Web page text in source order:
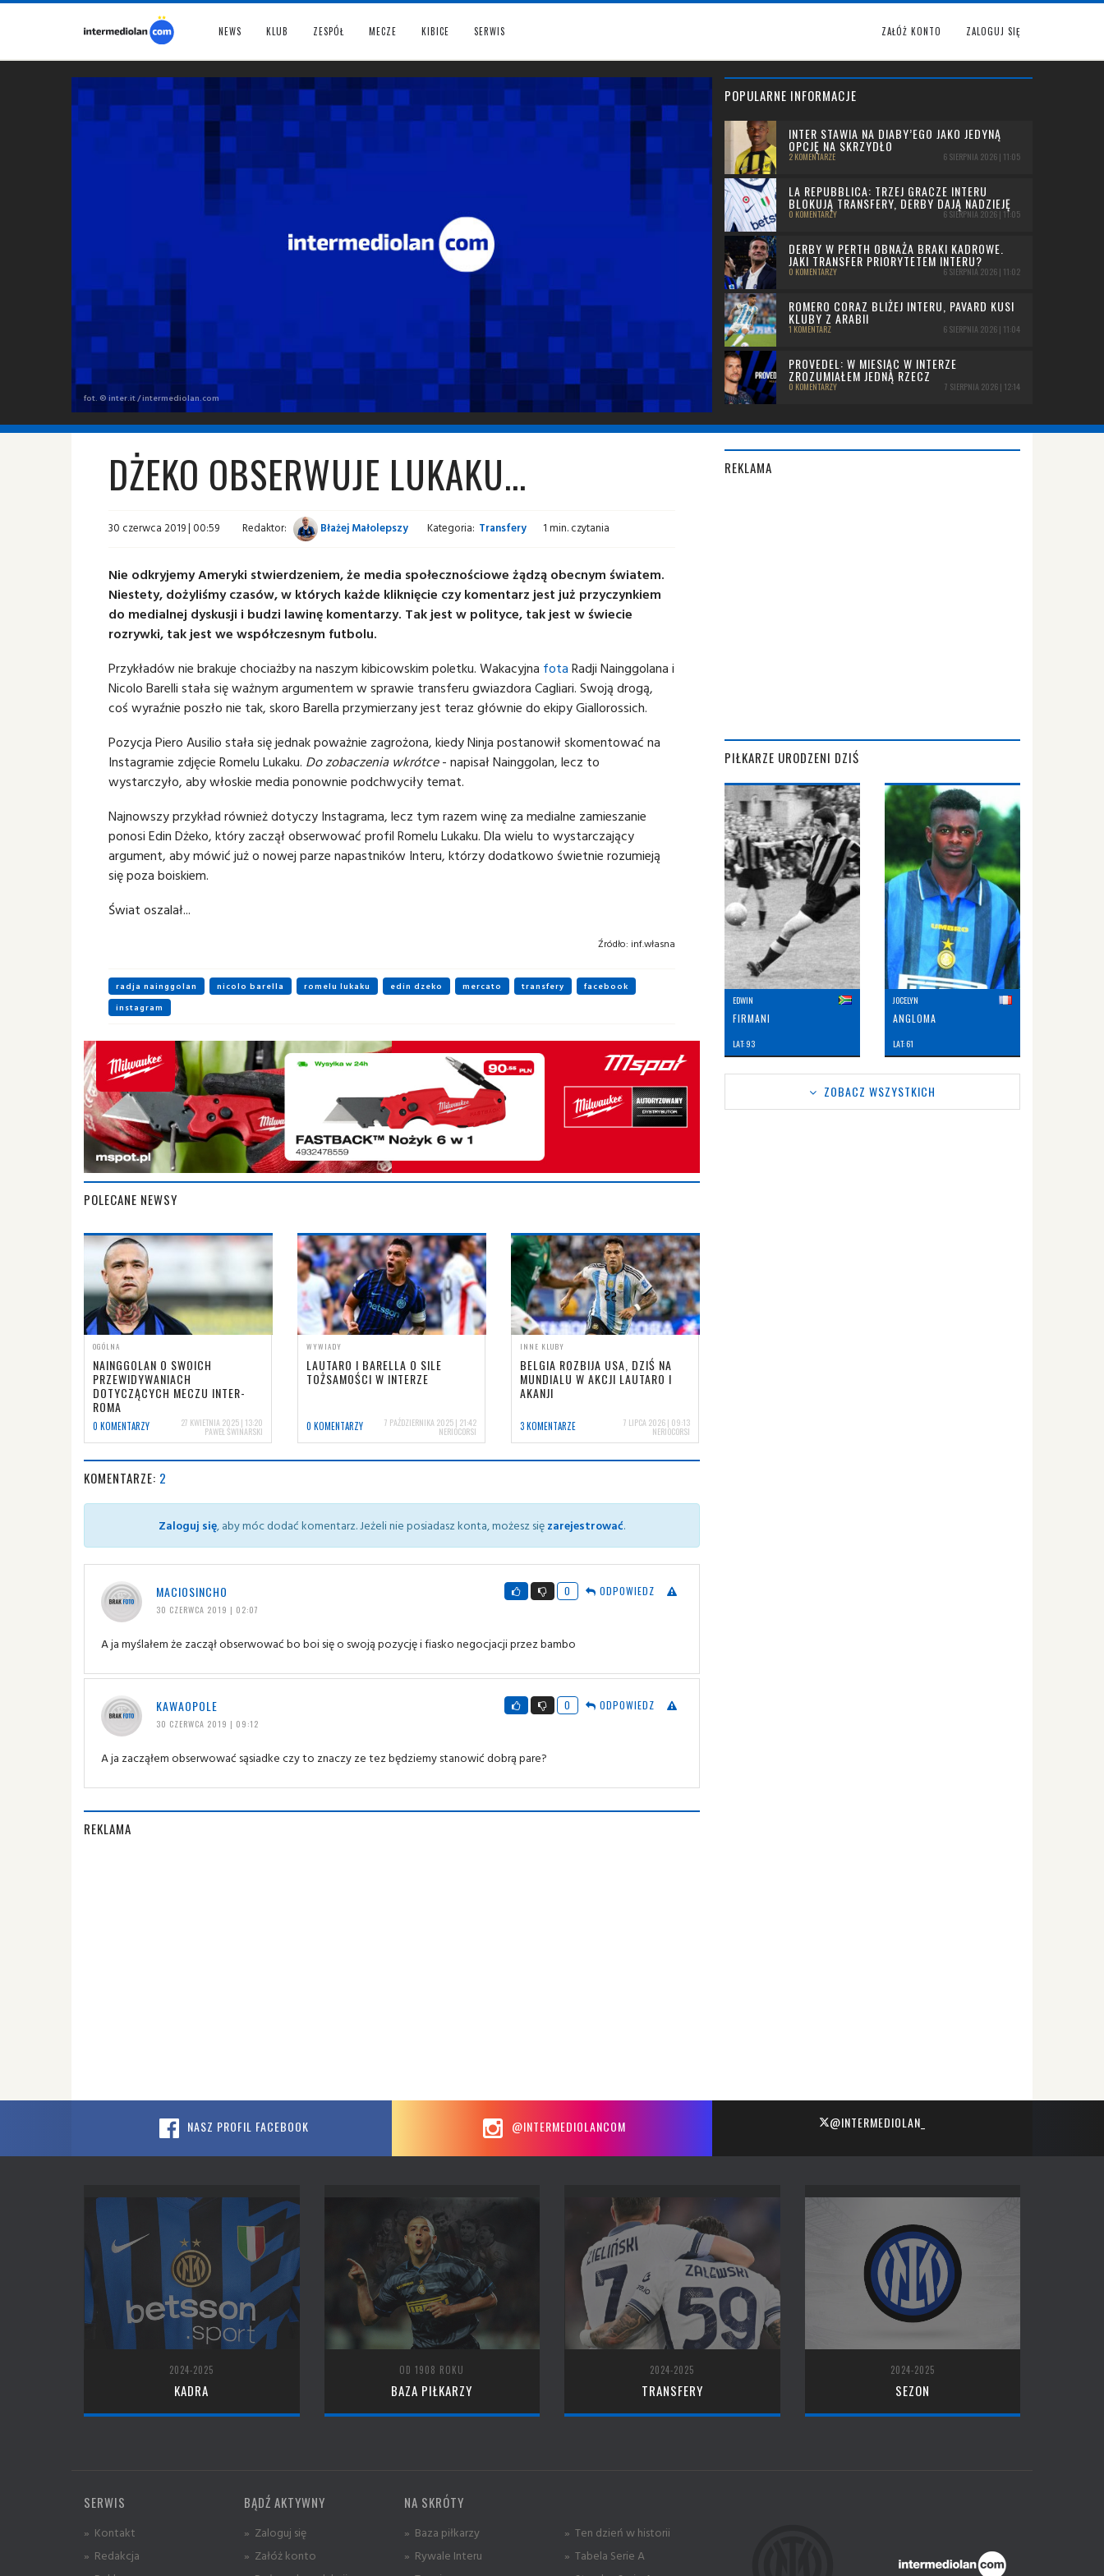
NEWS KLUB ZESPÓŁ MECZE KIBICE SERWIS ZAŁÓŻ KONTO ZALOGUJ SIĘ
fot. © inter.it / intermediolan.com
POPULARNE INFORMACJE
INTER STAWIA NA DIABY’EGO JAKO JEDYNĄ
OPCJĘ NA SKRZYDŁO
2 KOMENTARZE 6 SIERPNIA 2026 | 11:05
LA REPUBBLICA: TRZEJ GRACZE INTERU
BLOKUJĄ TRANSFERY, DERBY DAJĄ NADZIEJĘ
0 KOMENTARZY 6 SIERPNIA 2026 | 11:05
DERBY W PERTH OBNAŻA BRAKI KADROWE.
JAKI TRANSFER PRIORYTETEM INTERU?
0 KOMENTARZY 6 SIERPNIA 2026 | 11:02
ROMERO CORAZ BLIŻEJ INTERU, PAVARD KUSI
KLUBY Z ARABII
1 KOMENTARZ 6 SIERPNIA 2026 | 11:04
PROVEDEL: W MIESIĄC W INTERZE
ZROZUMIAŁEM JEDNĄ RZECZ
0 KOMENTARZY 7 SIERPNIA 2026 | 12:14
DŻEKO OBSERWUJE LUKAKU...
30 czerwca 2019 | 00:59 Redaktor: Błażej Małolepszy Kategoria: Transfery 1 min. czytania
Nie odkryjemy Ameryki stwierdzeniem, że media społecznościowe żądzą obecnym światem.
Niestety, dożyliśmy czasów, w których każde kliknięcie czy komentarz jest już przyczynkiem
do medialnej dyskusji i budzi lawinę komentarzy. Tak jest w polityce, tak jest w świecie
rozrywki, tak jest we współczesnym futbolu.
Przykładów nie brakuje chociażby na naszym kibicowskim poletku. Wakacyjna fota Radji Nainggolana i
Nicolo Barelli stała się ważnym argumentem w sprawie transferu gwiazdora Cagliari. Swoją drogą,
coś wyraźnie poszło nie tak, skoro Barella przymierzany jest teraz głównie do ekipy Giallorossich.
Pozycja Piero Ausilio stała się jednak poważnie zagrożona, kiedy Ninja postanowił skomentować na
Instagramie zdjęcie Romelu Lukaku. Do zobaczenia wkrótce- napisał Nainggolan, lecz to
wystarczyło, aby włoskie media ponownie podchwyciły temat.
Najnowszy przykład również dotyczy Instagrama, lecz tym razem winę za medialne zamieszanie
ponosi Edin Dżeko, który zaczął obserwować profil Romelu Lukaku. Dla wielu to wystarczający
argument, aby mówić już o nowej parze napastników Interu, którzy dodatkowo świetnie rozumieją
się poza boiskiem.
Świat oszalał...
Źródło: inf.własna
radja nainggolan nicolo barella romelu lukaku edin dzeko mercato transfery
facebook
instagram
POLECANE NEWSY
OGÓLNA
NAINGGOLAN O SWOICH
PRZEWIDYWANIACH
DOTYCZĄCYCH MECZU INTER-
ROMA
0 KOMENTARZY 27 KWIETNIA 2025 | 13:20
PAWEŁ ŚWINARSKI
WYWIADY
LAUTARO I BARELLA O SILE
TOŻSAMOŚCI W INTERZE
0 KOMENTARZY 7 PAŹDZIERNIKA 2025 | 21:42
NERIOCORSI
INNE KLUBY
BELGIA ROZBIJA USA, DZIŚ NA
MUNDIALU W AKCJI LAUTARO I
AKANJI
3 KOMENTARZE 7 LIPCA 2026 | 09:13
NERIOCORSI
KOMENTARZE: 2
Zaloguj się, aby móc dodać komentarz. Jeżeli nie posiadasz konta, możesz sięzarejestrować.
MACIOSINCHO
30 CZERWCA 2019 | 02:07
0 ODPOWIEDZ
A ja myślałem że zaczął obserwować bo boi się o swoją pozycję i fiasko negocjacji przez bambo
KAWAOPOLE
30 CZERWCA 2019 | 09:12
0 ODPOWIEDZ
A ja zacząłem obserwować sąsiadke czy to znaczy ze tez będziemy stanowić dobrą pare?
REKLAMA
REKLAMA
PIŁKARZE URODZENI DZIŚ
EDWIN
FIRMANI
LAT: 93
JOCELYN
ANGLOMA
LAT: 61
ZOBACZ WSZYSTKICH
NASZ PROFIL FACEBOOK @INTERMEDIOLANCOM @INTERMEDIOLAN_
2024-2025
KADRA
OD 1908 ROKU
BAZA PIŁKARZY
2024-2025
TRANSFERY
2024-2025
SEZON
SERWIS
» Kontakt
» Redakcja
BĄDŹ AKTYWNY
» Zaloguj się
» Załóż konto
NA SKRÓTY
» Baza piłkarzy
» Rywale Interu
» Ten dzień w historii
» Tabela Serie A